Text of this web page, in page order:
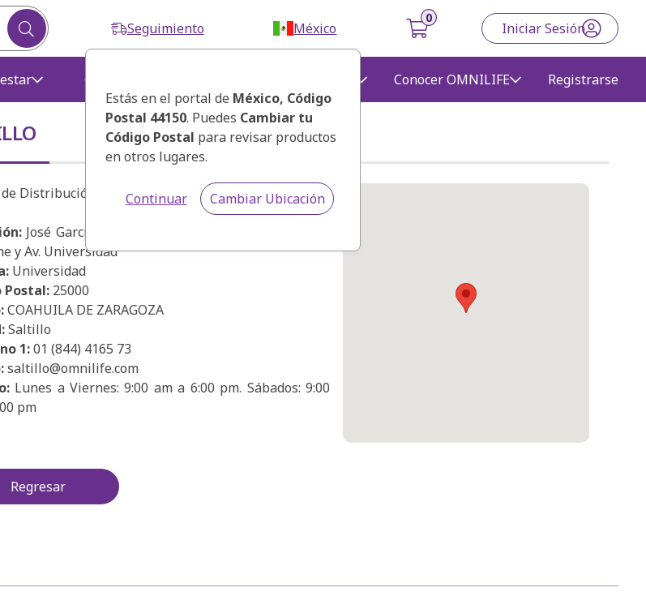
Seguimiento México Iniciar Sesión
Crear mi negocio Conocer OMNILIFE
Registrarse
Estás en el portal de México, Código
Postal 44150. Puedes Cambiar tu
Código Postal para revisar productos
en otros lugares.
Continuar Cambiar Ubicación
Distribución Saltillo
José García de Letona # 1141. Entre Isidro López
y Av. Universidad
Universidad
Postal:25000
COAHUILA DE ZARAGOZA
Saltillo
1:01 (844) 4165 73
saltillo@omnilife.com
Lunes a Viernes: 9:00 am a 6:00 pm. Sábados: 9:00
pm
Regresar